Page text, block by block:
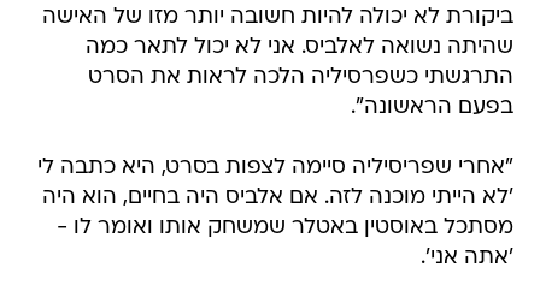
ביקורת לא יכולה להיות חשובה יותר מזו של האישה
שהיתה נשואה לאלביס. אני לא יכול לתאר כמה
התרגשתי כשפרסיליה הלכה לראות את הסרט
בפעם הראשונה".
"אחרי שפריסיליה סיימה לצפות בסרט, היא כתבה לי
'לא הייתי מוכנה לזה. אם אלביס היה בחיים, הוא היה
מסתכל באוסטין באטלר שמשחק אותו ואומר לו -
'אתה אני'.